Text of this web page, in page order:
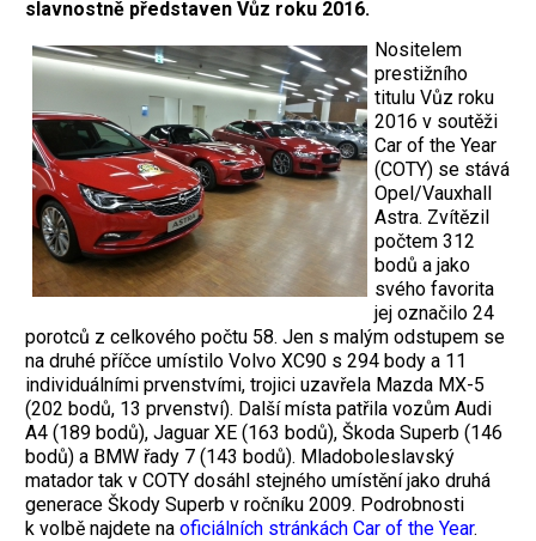
slavnostně představen Vůz roku 2016.
Nositelem
prestižního
titulu Vůz roku
2016 v soutěži
Car of the Year
(COTY) se stává
Opel/Vauxhall
Astra. Zvítězil
počtem 312
bodů a jako
svého favorita
jej označilo 24
porotců z celkového počtu 58. Jen s malým odstupem se
na druhé příčce umístilo Volvo XC90 s 294 body a 11
individuálními prvenstvími, trojici uzavřela Mazda MX-5
(202 bodů, 13 prvenství). Další místa patřila vozům Audi
A4 (189 bodů), Jaguar XE (163 bodů), Škoda Superb (146
bodů) a BMW řady 7 (143 bodů). Mladoboleslavský
matador tak v COTY dosáhl stejného umístění jako druhá
generace Škody Superb v ročníku 2009. Podrobnosti
k volbě najdete na oficiálních stránkách Car of the Year.